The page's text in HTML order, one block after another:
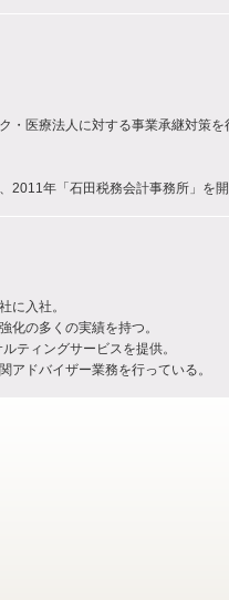
・医療法人に対する事業承継対策を
2011年「石田税務会計事務所」を開
に入社。
化の多くの実績を持つ。
ティングサービスを提供。
ドバイザー業務を行っている。